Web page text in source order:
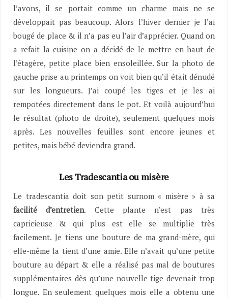
l’avons, il se portait comme un charme mais ne se
développait pas beaucoup. Alors l’hiver dernier je l’ai
bougé de place & il n’a pas eu l’air d’apprécier. Quand on
a refait la cuisine on a décidé de le mettre en haut de
l’étagère, petite place bien ensoleillée. Sur la photo de
gauche prise au printemps on voit bien qu’il était dénudé
sur les longueurs. J’ai coupé les tiges et je les ai
rempotées directement dans le pot. Et voilà aujourd’hui
le résultat (photo de droite), seulement quelques mois
après. Les nouvelles feuilles sont encore jeunes et
petites, mais bébé deviendra grand.
Les Tradescantia ou misère
Le tradescantia doit son petit surnom « misère » à sa
facilité d’entretien. Cette plante n’est pas très
capricieuse & qui plus est elle se multiplie très
facilement. Je tiens une bouture de ma grand-mère, qui
elle-même la tient d’une amie. Elle n’avait qu’une petite
bouture au départ & elle a réalisé pas mal de boutures
supplémentaires dès qu’une nouvelle tige devenait trop
longue. En seulement quelques mois elle a obtenu une